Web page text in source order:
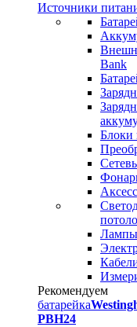
Источники
Bank
Блоки
Лампы
Рекомендуем
батарейка
PBH24